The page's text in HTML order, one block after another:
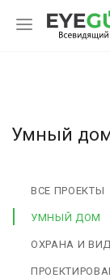
Умный
ВСЕ ПРОЕКТЫ
УМНЫЙ ДОМ
ОХРАНА И